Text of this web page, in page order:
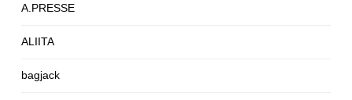
A.PRESSE
ALIITA
bagjack